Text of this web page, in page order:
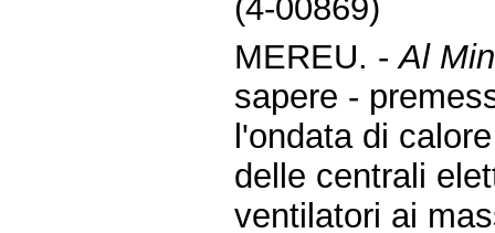
(4-00869)
MEREU. -Al
sapere -
l'ondata di
delle centrali
ventilatori ai